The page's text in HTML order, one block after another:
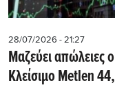
28/07/2026 - 21:27
Μαζεύει απώλειες
Kλείσιμο Metlen